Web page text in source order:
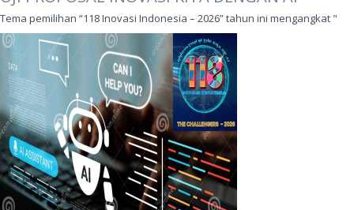
Tema pemilihan “118 Inovasi Indonesia – 2026” tahun ini mengangkat "